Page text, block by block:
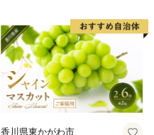
(H083106)
香川県東かがわ市